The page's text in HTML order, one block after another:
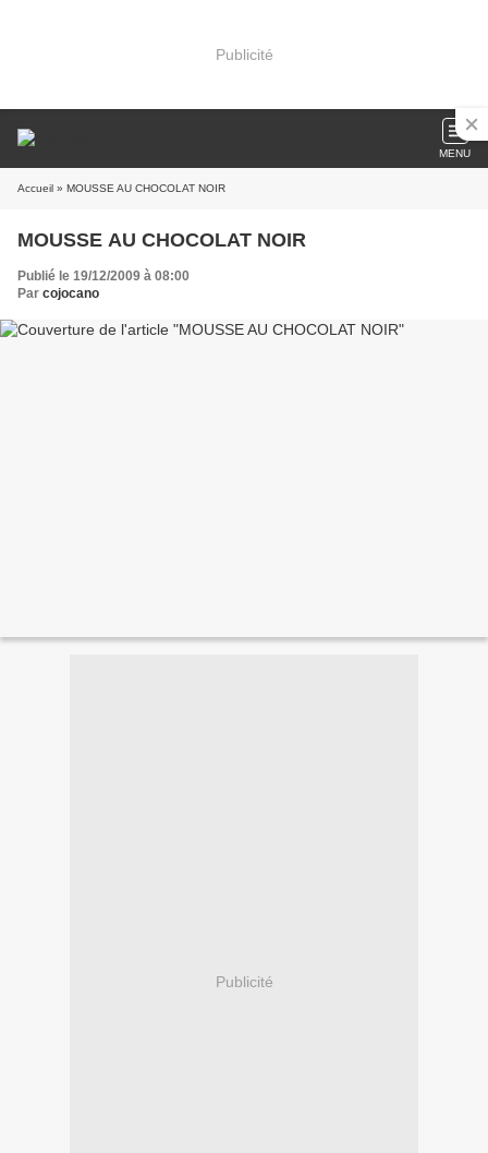
Publicité
MENU
Accueil » MOUSSE AU CHOCOLAT NOIR
MOUSSE AU CHOCOLAT NOIR
Publié le 19/12/2009 à 08:00
Par cojocano
Publicité